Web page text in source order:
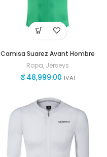
Camisa Suarez Avant Hombre
Ropa, Jerseys
₡48,999.00 IVAI